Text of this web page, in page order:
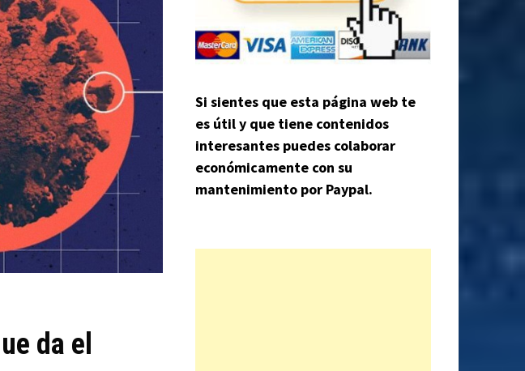
da el
Si sientes que esta página web te
es útil y que tiene contenidos
interesantes puedes colaborar
económicamente con su
mantenimiento por Paypal.